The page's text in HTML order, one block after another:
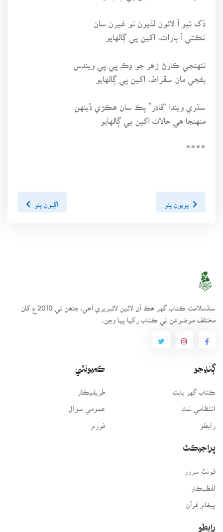
ڏک ٿيو آ لائون لڌيون تو غيرن سان
نڪتي آ بارات، اکين پي ڳالهايو
تنهنجي ڪارڻ زهر جو ڍڪ ڀي پي ويندس
بڻجي مان سقراط، اکين پي ڳالهايو
سڌري ويندا “قادر” پڪ سان هڪڙي ڏينهن
منهنجا هي حالات اکين پي ڳالهايو
****
اڳيون پنو
سنڌسلامت ڪتاب گهر ھڪ آن لائين لائبريري آھي، جنھن تي 2010ع کان
مختلف موضوعن تي ڪتاب رکيا پيا وڃن.
ڳنڍجو
ڪتاب گهر بابت
انتظامي سَٿ
رابطو
ڪميونٽي
طريقيڪار
عمومي سوال
فورم
پراجيڪٽ
فونٽ سرور
لفظيڪار
پيغامِ قرآن
رابطو